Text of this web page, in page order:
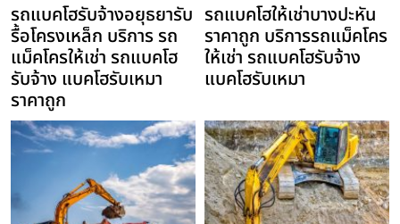
รถแบคโฮรับจ้างอยุธยารับ
รื้อโครงเหล็ก บริการ รถ
แม็คโครให้เช่า รถแบคโฮ
รับจ้าง แบคโฮรับเหมา
ราคาถูก
รถแบคโฮให้เช่าบางปะหัน
ราคาถูก บริการรถแม็คโคร
ให้เช่า รถแบคโฮรับจ้าง
แบคโฮรับเหมา